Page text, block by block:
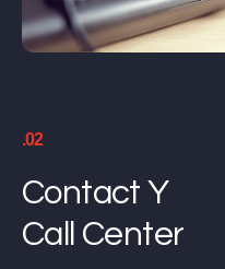
.02
Contact Y
Call Center